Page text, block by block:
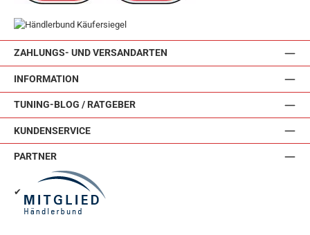
ZAHLUNGS- UND VERSANDARTEN
INFORMATION
TUNING-BLOG / RATGEBER
KUNDENSERVICE
PARTNER
✔